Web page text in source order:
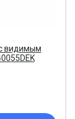
видимым